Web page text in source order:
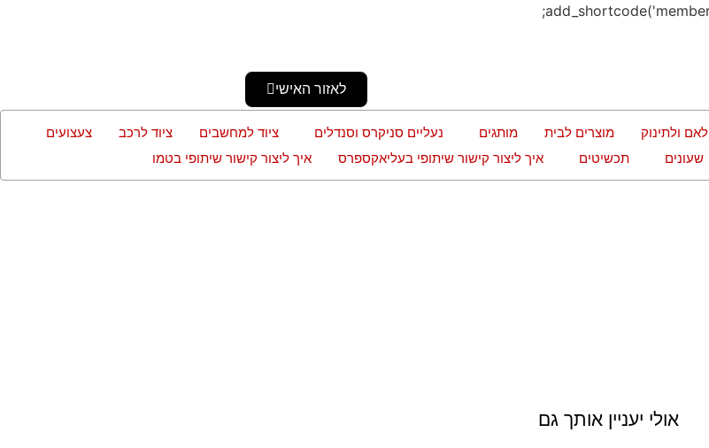
לאזור האישי
לאם ולתינוק מוצרים לבית מותגים נעליים סניקרס וסנדלים ציוד למחשבים ציוד לרכב
צעצועים
שעונים תכשיטים איך ליצור קישור שיתופי בעליאקספרס איך ליצור קישור שיתופי בטמו
אולי יעניין אותך גם